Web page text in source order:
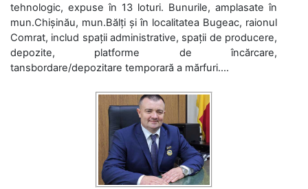
tehnologic, expuse în 13 loturi. Bunurile, amplasate în
mun.Chișinău, mun.Bălți și în localitatea Bugeac, raionul
Comrat, includ spații administrative, spații de producere,
depozite, platforme de încărcare,
tansbordare/depozitare temporară a mărfuri....